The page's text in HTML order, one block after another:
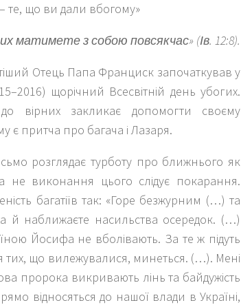
те, що ви дали вбогому»
матимете з собою повсякчас» (Ів. 12:8).
Отець Папа Франциск започаткував у
щорічний Всесвітній день убогих.
вірних закликає допомогти своєму
є притча про багача і Лазаря.
розглядає турботу про ближнього як
не виконання цього слідує покарання.
багатіїв так: «Горе безжурним (…) та
й наближаєте насильства осередок. (…)
Йосифа не вболівають. За те ж підуть
тих, що вилежувалися, минеться. (…). Мені
пророка викривають лінь та байдужість
відносяться до нашої влади в Україні,